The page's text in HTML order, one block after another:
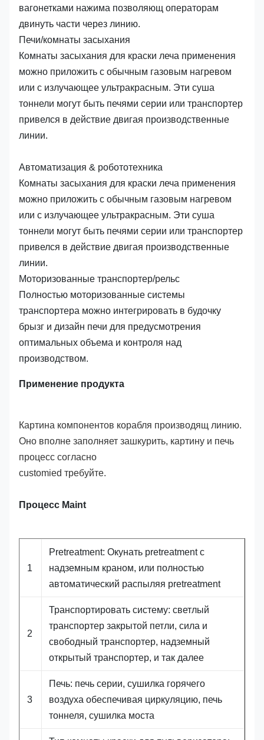
вагонетками нажима позволяющ операторам
двинуть части через линию.
Печи/комнаты засыхания
Комнаты засыхания для краски леча применения
можно приложить с обычным газовым нагревом
или с излучающее ультракрасным. Эти суша
тоннели могут быть печями серии или транспортер
привелся в действие двигая производственные
линии.
Автоматизация & робототехника
Комнаты засыхания для краски леча применения
можно приложить с обычным газовым нагревом
или с излучающее ультракрасным. Эти суша
тоннели могут быть печями серии или транспортер
привелся в действие двигая производственные
линии.
Моторизованные транспортер/рельс
Полностью моторизованные системы
транспортера можно интегрировать в будочку
брызг и дизайн печи для предусмотрения
оптимальных объема и контроля над
производством.
Применение продукта
Картина компонентов корабля производящ линию.
Оно вполне заполняет зашкурить, картину и печь
процесс согласно
customied требуйте.
Процесс Maint
1
Pretreatment: Окунать pretreatment с
надземным краном, или полностью
автоматический распыляя pretreatment
2
Транспортировать систему: светлый
транспортер закрытой петли, сила и
свободный транспортер, надземный
открытый транспортер, и так далее
3
Печь: печь серии, сушилка горячего
воздуха обеспечивая циркуляцию, печь
тоннеля, сушилка моста